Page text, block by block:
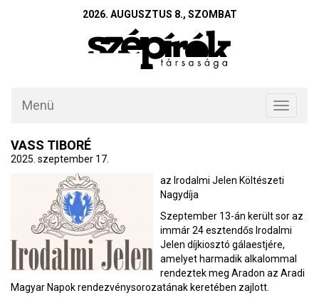
2026. AUGUSZTUS 8., SZOMBAT
Toggle
Menü
VASS TIBORÉ
2025. szeptember 17.
az Irodalmi Jelen Költészeti
Nagydíja
Szeptember 13-án került sor az
immár 24 esztendős Irodalmi
Jelen díjkiosztó gálaestjére,
amelyet harmadik alkalommal
rendeztek meg Aradon az Aradi
Magyar Napok rendezvénysorozatának keretében zajlott.